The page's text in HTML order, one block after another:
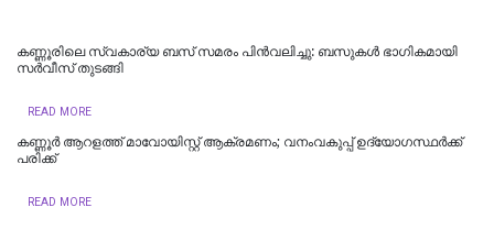
കണ്ണൂരിലെ സ്വകാര്യ ബസ് സമരം പിൻവലിച്ചു: ബസുകൾ ഭാഗികമായി
സർവീസ് തുടങ്ങി
READ MORE
കണ്ണൂർ ആറളത്ത് മാവോയിസ്റ്റ് ആക്രമണം; വനംവകുപ്പ് ഉദ്യോഗസ്ഥർക്ക്
പരിക്ക്
READ MORE